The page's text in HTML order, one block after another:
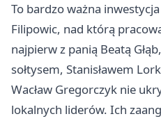
To bardzo ważna
Filipowic, nad którą
najpierw z panią Beatą
sołtysem, Stanisławem
Wacław Gregorczyk nie
lokalnych liderów. Ich